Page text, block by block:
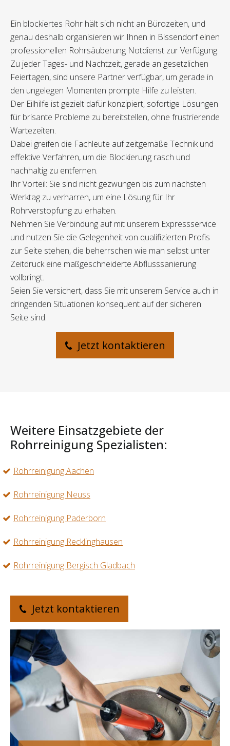
Ein blockiertes Rohr hält sich nicht an Bürozeiten, und
genau deshalb organisieren wir Ihnen in Bissendorf einen
professionellen Rohrsäuberung Notdienst zur Verfügung.
Zu jeder Tages- und Nachtzeit, gerade an gesetzlichen
Feiertagen, sind unsere Partner verfügbar, um gerade in
den ungelegen Momenten prompte Hilfe zu leisten.
Der Eilhilfe ist gezielt dafür konzipiert, sofortige Lösungen
für brisante Probleme zu bereitstellen, ohne frustrierende
Wartezeiten.
Dabei greifen die Fachleute auf zeitgemäße Technik und
effektive Verfahren, um die Blockierung rasch und
nachhaltig zu entfernen.
Ihr Vorteil: Sie sind nicht gezwungen bis zum nächsten
Werktag zu verharren, um eine Lösung für Ihr
Rohrverstopfung zu erhalten.
Nehmen Sie Verbindung auf mit unserem Expressservice
und nutzen Sie die Gelegenheit von qualifizierten Profis
zur Seite stehen, die beherrschen wie man selbst unter
Zeitdruck eine maßgeschneiderte Abflusssanierung
vollbringt.
Seien Sie versichert, dass Sie mit unserem Service auch in
dringenden Situationen konsequent auf der sicheren
Seite sind.
Jetzt kontaktieren
Weitere Einsatzgebiete der
Rohrreinigung Spezialisten:
Rohrreinigung Aachen
Rohrreinigung Neuss
Rohrreinigung Paderborn
Rohrreinigung Recklinghausen
Rohrreinigung Bergisch Gladbach
Jetzt kontaktieren